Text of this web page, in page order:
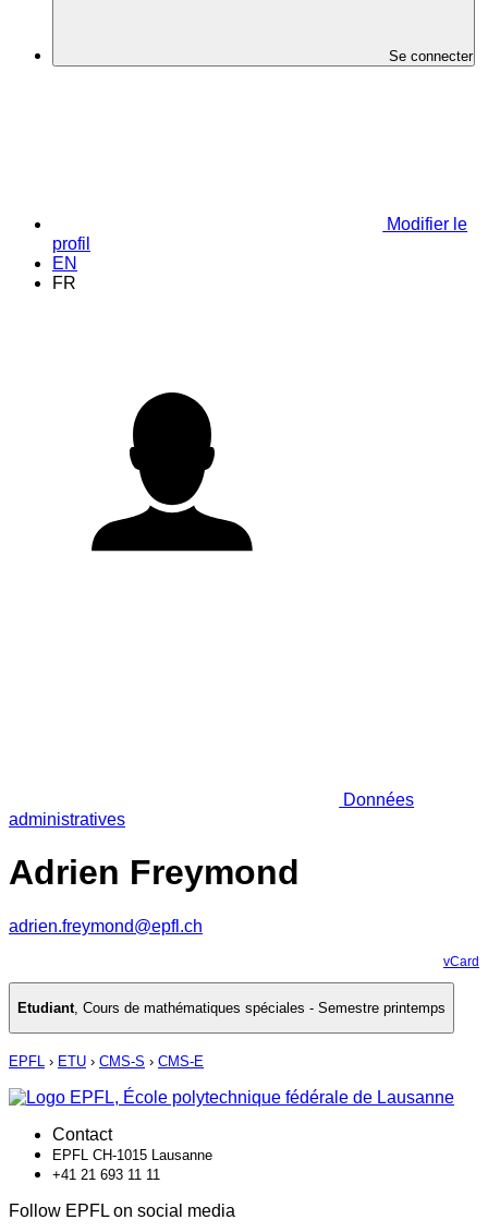
Se connecter
Modifier le
profil
EN
FR
Données
administratives
Adrien Freymond
adrien.freymond@epfl.ch
vCard
Etudiant, Cours de mathématiques spéciales - Semestre printemps
EPFL › ETU › CMS-S › CMS-E
Contact
EPFL CH-1015 Lausanne
+41 21 693 11 11
Follow EPFL on social media